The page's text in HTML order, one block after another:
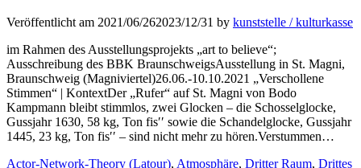
Veröffentlicht am 2021/06/262023/12/31 by kunststelle / kulturkasse
im Rahmen des Ausstellungsprojekts „art to believe“;
Ausschreibung des BBK BraunschweigsAusstellung in St. Magni,
Braunschweig (Magniviertel)26.06.-10.10.2021 „Verschollene
Stimmen“ | KontextDer „Rufer“ auf St. Magni von Bodo
Kampmann bleibt stimmlos, zwei Glocken – die Schosselglocke,
Gussjahr 1630, 58 kg, Ton fis′′ sowie die Schandelglocke, Gussjahr
1445, 23 kg, Ton fis′′ – sind nicht mehr zu hören.Verstummen…
Kategorien
Actor-Network-Theory (Latour), Atmosphäre, Dritter Raum, Drittes